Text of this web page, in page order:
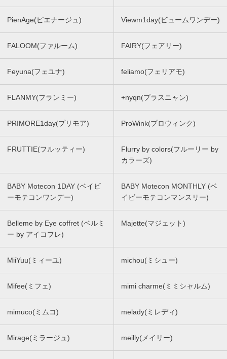
PienAge(ピエナージュ) Viewm1day(ビュームワンデー)
FALOOM(ファルーム) FAIRY(フェアリー)
Feyuna(フェユナ) feliamo(フェリアモ)
FLANMY(フランミー) +nyqn(プラスニャン)
PRIMORE1day(プリモア) ProWink(プロウィンク)
FRUTTIE(フルッティー)
Flurry by colors(フルーリー by
カラーズ)
BABY Motecon 1DAY (ベイビ
ーモテコンワンデー)
BABY Motecon MONTHLY (ベ
イビーモテコンマンスリー)
Belleme by Eye coffret (ベルミ
ー by アイコフレ)
Majette(マジェット)
MiiYuu(ミィーユ) michou(ミシュー)
Mifee(ミフェ) mimi charme(ミミシャルム)
mimuco(ミムコ) melady(ミレディ)
Mirage(ミラージュ) meilly(メイリー)